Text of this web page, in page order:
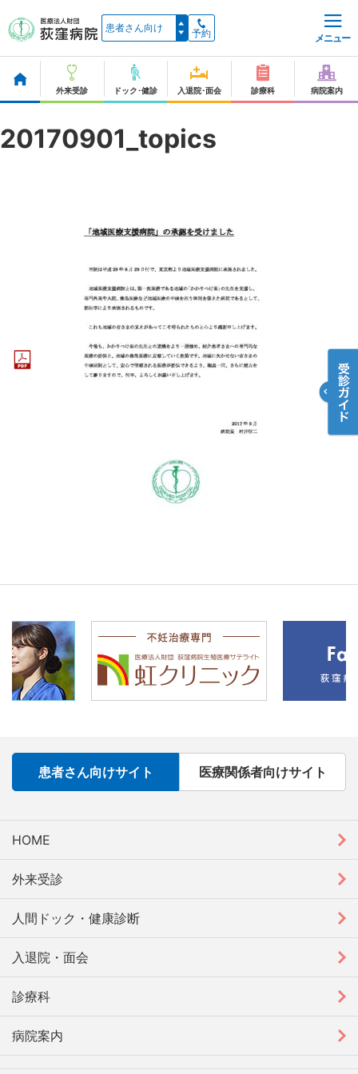
予約 メニュー
外来受診 ドック･健診 入退院･面会 診療科 病院案内
20170901_topics
患者さん向けサイト 医療関係者向けサイト
HOME
外来受診
人間ドック・健康診断
入退院・面会
診療科
病院案内